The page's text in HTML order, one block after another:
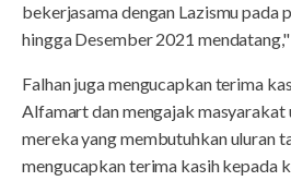
bekerjasama dengan Lazismu pada
hingga Desember 2021
Falhan juga mengucapkan terima
Alfamart dan mengajak masyarakat
mereka yang membutuhkan uluran
mengucapkan terima kasih kepada